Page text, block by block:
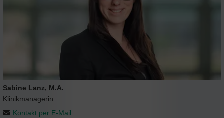
Sabine Lanz, M.A.
Klinikmanagerin
Kontakt per E-Mail